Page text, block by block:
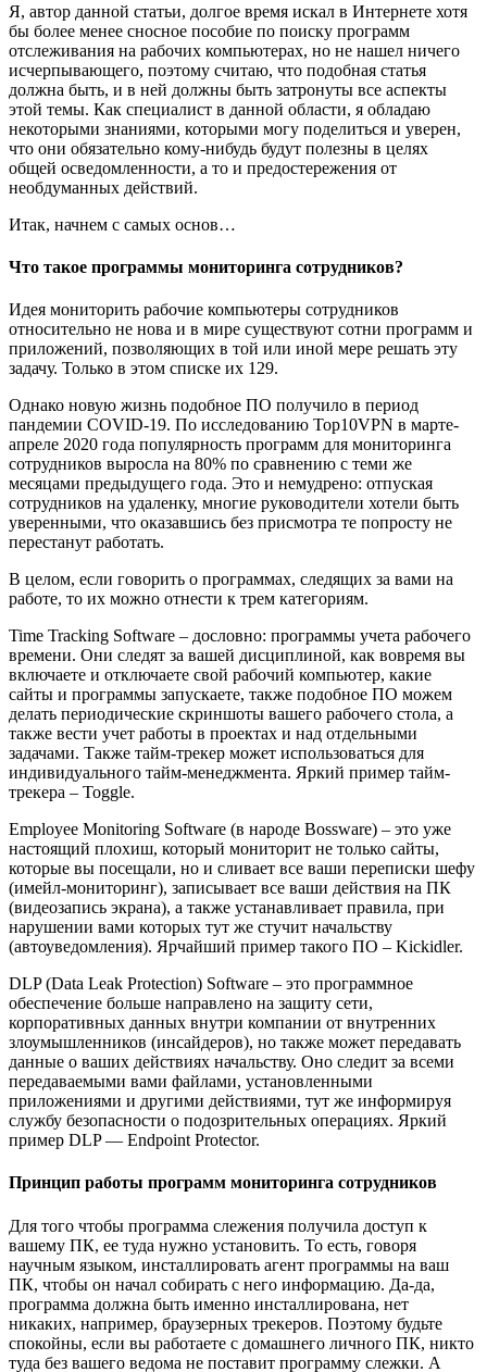
Я, автор данной статьи, долгое время искал в Интернете хотя
бы более менее сносное пособие по поиску программ
отслеживания на рабочих компьютерах, но не нашел ничего
исчерпывающего, поэтому считаю, что подобная статья
должна быть, и в ней должны быть затронуты все аспекты
этой темы. Как специалист в данной области, я обладаю
некоторыми знаниями, которыми могу поделиться и уверен,
что они обязательно кому-нибудь будут полезны в целях
общей осведомленности, а то и предостережения от
необдуманных действий.
Итак, начнем с самых основ…
Что такое программы мониторинга сотрудников?
Идея мониторить рабочие компьютеры сотрудников
относительно не нова и в мире существуют сотни программ и
приложений, позволяющих в той или иной мере решать эту
задачу. Только в этом списке их 129.
Однако новую жизнь подобное ПО получило в период
пандемии COVID-19. По исследованию Top10VPN в марте-
апреле 2020 года популярность программ для мониторинга
сотрудников выросла на 80% по сравнению с теми же
месяцами предыдущего года. Это и немудрено: отпуская
сотрудников на удаленку, многие руководители хотели быть
уверенными, что оказавшись без присмотра те попросту не
перестанут работать.
В целом, если говорить о программах, следящих за вами на
работе, то их можно отнести к трем категориям.
Time Tracking Software – дословно: программы учета рабочего
времени. Они следят за вашей дисциплиной, как вовремя вы
включаете и отключаете свой рабочий компьютер, какие
сайты и программы запускаете, также подобное ПО можем
делать периодические скриншоты вашего рабочего стола, а
также вести учет работы в проектах и над отдельными
задачами. Также тайм-трекер может использоваться для
индивидуального тайм-менеджмента. Яркий пример тайм-
трекера – Toggle.
Employee Monitoring Software (в народе Bossware) – это уже
настоящий плохиш, который мониторит не только сайты,
которые вы посещали, но и сливает все ваши переписки шефу
(имейл-мониторинг), записывает все ваши действия на ПК
(видеозапись экрана), а также устанавливает правила, при
нарушении вами которых тут же стучит начальству
(автоуведомления). Ярчайший пример такого ПО – Kickidler.
DLP (Data Leak Protection) Software – это программное
обеспечение больше направлено на защиту сети,
корпоративных данных внутри компании от внутренних
злоумышленников (инсайдеров), но также может передавать
данные о ваших действиях начальству. Оно следит за всеми
передаваемыми вами файлами, установленными
приложениями и другими действиями, тут же информируя
службу безопасности о подозрительных операциях. Яркий
пример DLP — Endpoint Protector.
Принцип работы программ мониторинга сотрудников
Для того чтобы программа слежения получила доступ к
вашему ПК, ее туда нужно установить. То есть, говоря
научным языком, инсталлировать агент программы на ваш
ПК, чтобы он начал собирать с него информацию. Да-да,
программа должна быть именно инсталлирована, нет
никаких, например, браузерных трекеров. Поэтому будьте
спокойны, если вы работаете с домашнего личного ПК, никто
туда без вашего ведома не поставит программу слежки. А